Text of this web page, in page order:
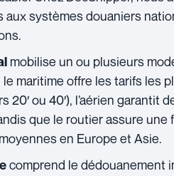
systèmes douaniers
mobilise un ou plusieurs
maritime offre les tarifs les
20′ ou 40′), l’aérien garantit
que le routier assure une
en Europe et Asie.
comprend le dédouanement